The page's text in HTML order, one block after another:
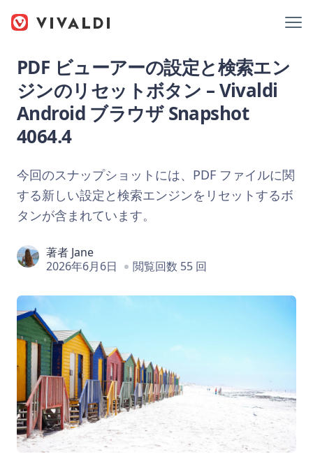
PDF ビューアーの設定と検索エン
ジンのリセットボタン – Vivaldi
Android ブラウザ Snapshot
4064.4
今回のスナップショットには、PDF ファイルに関
する新しい設定と検索エンジンをリセットするボ
タンが含まれています。
著者 Jane
2026年6月6日
閲覧回数 55 回